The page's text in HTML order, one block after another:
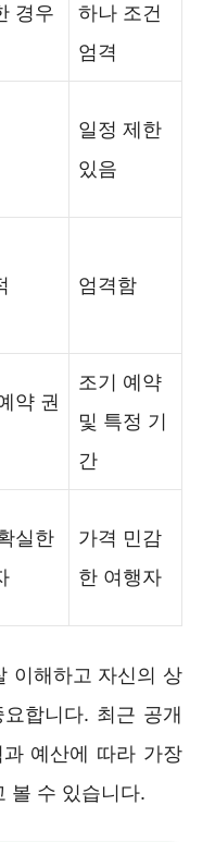
경우
하나 조건
엄격
일정 제한
있음
엄격함
약 권
조기 예약
및 특정 기
간
실한
가격 민감
한 여행자
이해하고 자신의 상
합니다. 최근 공개
예산에 따라 가장
볼 수 있습니다.